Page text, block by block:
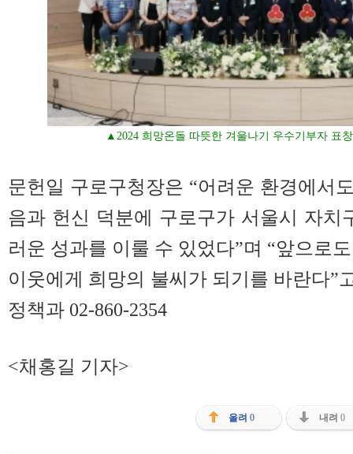
▲2024 희망온돌 따뜻한 겨울나기 우수기부자 표
문헌일 구로구청장은 “어려운 환경에서
음과 헌신 덕분에 구로구가 서울시 자치
러운 성과를 이룰 수 있었다”며 “앞으로
이웃에게 희망의 불씨가 되기를 바란다”
정책과 02-860-2354
<채홍길 기자>
올려 0 내려 0